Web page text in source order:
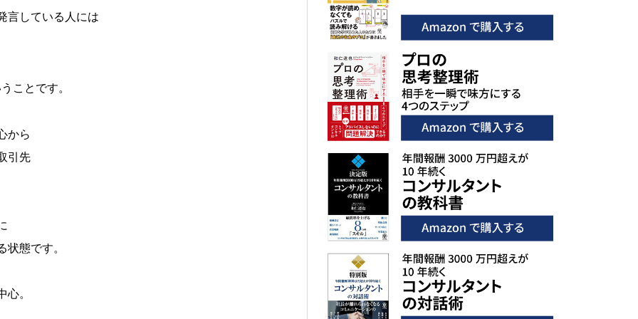
言している人には
ことです。
から
引先
態です。
心。